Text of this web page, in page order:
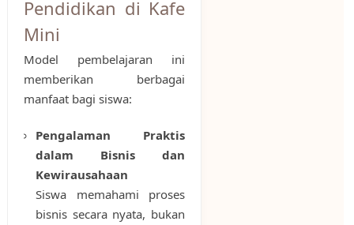
Pendidikan di Kafe
Mini
Model pembelajaran ini
memberikan berbagai
manfaat bagi siswa:
Pengalaman Praktis
dalam Bisnis dan
Kewirausahaan
Siswa memahami proses
bisnis secara nyata, bukan